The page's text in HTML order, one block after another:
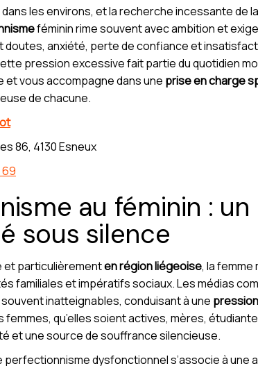
dans les environs, et la recherche incessante de
féminin rime souvent avec ambition et
anxiété, perte de confiance et
pression excessive fait partie du quotidien
et vous accompagne dans une prise en charge
de chacune.
86, 4130 Esneux
au féminin :
sous silence
et particulièrementen région liégeoise, la
familiales et impératifs sociaux. Les médias
inatteignables, conduisant à une
qu’elles soient actives, mères,
et une source de souffrance silencieuse.
perfectionnisme dysfonctionnel s’associe à une